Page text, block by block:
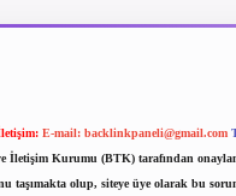
E-mail: backlinkpaneli@gmail.com
İletişim Kurumu (BTK) tarafından
taşımakta olup, siteye üye olarak bu